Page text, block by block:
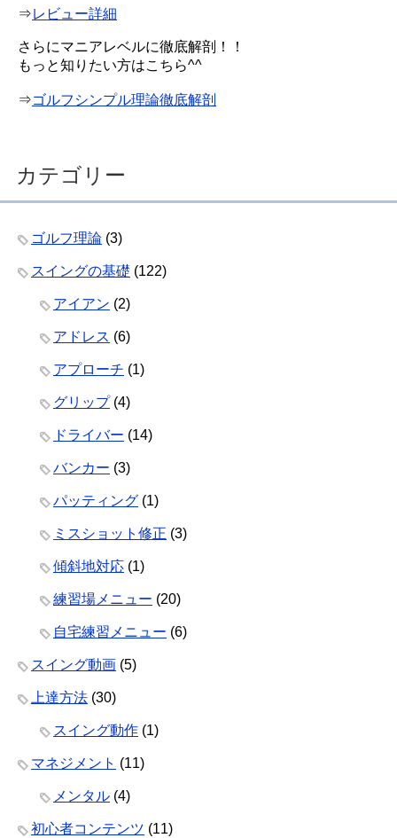
⇒レビュー詳細
さらにマニアレベルに徹底解剖！！
もっと知りたい方はこちら^^
⇒ゴルフシンプル理論徹底解剖
カテゴリー
ゴルフ理論 (3)
スイングの基礎 (122)
アイアン (2)
アドレス (6)
アプローチ (1)
グリップ(4)
ドライバー (14)
バンカー (3)
パッティング (1)
ミスショット修正 (3)
傾斜地対応 (1)
練習場メニュー (20)
自宅練習メニュー (6)
スイング動画 (5)
上達方法 (30)
スイング動作 (1)
マネジメント (11)
メンタル (4)
初心者コンテンツ (11)